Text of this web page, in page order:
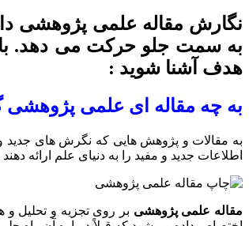
نگارش مقاله علمی پژوهشی
به سمت جلو حرکت می دهد. با
هدف آشنا شوید :
به چه مقاله ای علمی
به مقالات و پژوهش هایی که نگرش های جدید و
اطلاعات جدید و مفید را به دنیای علم
مقاله علمی پژوهشی بر روی تجزیه و تحلیل